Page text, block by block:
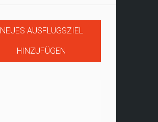
NEUES AUSFLUGSZIEL
HINZUFÜGEN